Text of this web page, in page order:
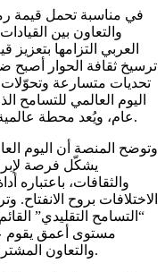
في مناسبة تحمل قيمة
والتعاون بين
العربي التزامها بتعزيز
ترسيخ ثقافة الحوار
تحديات متسارعة وتحوّلات
اليوم العالمي
عام، ويُعد محطة عالمية للتأكيد على أهمية التفاهم ونبذ التعصب.
وتوضح المنصة أن اليوم
يشكّل فرصة
والثقافات، باعتباره
الاختلافات بروح
“التسامح التقليدي”
مستوى أعمق يقوم
والتعاون المشترك بين مختلف المكوّنات الدينية والثقافية.